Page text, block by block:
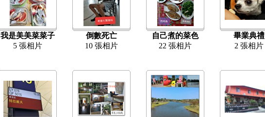
我是美美菜菜子
5 張相片
倒數死亡
10 張相片
自己煮的菜色
22 張相片
畢業典禮
2 張相片